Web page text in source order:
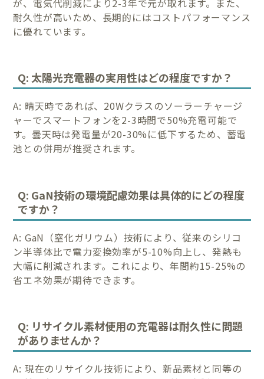
耐久性が高いため、長期的にはコストパフォーマンス
に優れています。
Q: 太陽光充電器の実用性はどの程度ですか？
A: 晴天時であれば、20Wクラスのソーラーチャージ
ャーでスマートフォンを2-3時間で50%充電可能で
す。曇天時は発電量が20-30%に低下するため、蓄電
池との併用が推奨されます。
Q: GaN技術の環境配慮効果は具体的にどの程度
ですか？
A: GaN（窒化ガリウム）技術により、従来のシリコ
ン半導体比で電力変換効率が5-10%向上し、発熱も
大幅に削減されます。これにより、年間約15-25%の
省エネ効果が期待できます。
Q: リサイクル素材使用の充電器は耐久性に問題
がありませんか？
A: 現在のリサイクル技術により、新品素材と同等の